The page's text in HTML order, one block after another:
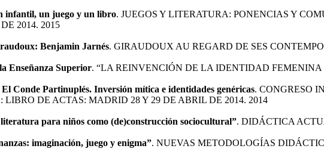
infantil, un juego y un libro. JUEGOS Y LITERATURA: PONENCIAS Y
2014. 2015
Benjamin Jarnés. GIRAUDOUX AU REGARD DE SES
Enseñanza Superior. “LA REINVENCIÓN DE LA IDENTIDAD
Conde Partinuplés. Inversión mítica e identidades genéricas. CONGRESO
DE ACTAS: MADRID 28 Y 29 DE ABRIL DE 2014. 2014
para niños como (de)construcción sociocultural”. DIDÁCTICA
imaginación, juego y enigma”. NUEVAS METODOLOGÍAS